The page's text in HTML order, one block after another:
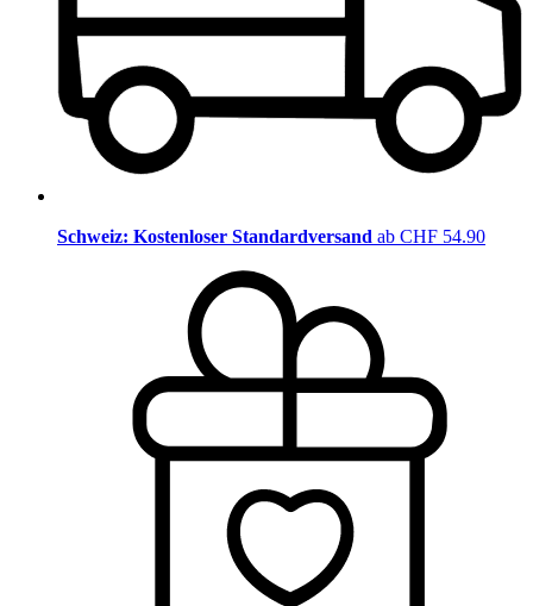
Schweiz: Kostenloser Standardversand ab CHF 54.90